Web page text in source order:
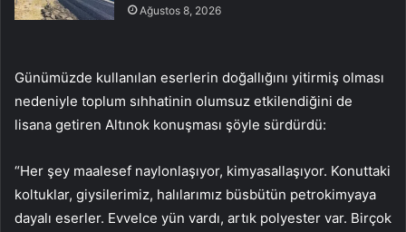
Ağustos 8, 2026
Günümüzde kullanılan eserlerin doğallığını yitirmiş olması
nedeniyle toplum sıhhatinin olumsuz etkilendiğini de
lisana getiren Altınok konuşması şöyle sürdürdü:
“Her şey maalesef naylonlaşıyor, kimyasallaşıyor. Konuttaki
koltuklar, giysilerimiz, halılarımız büsbütün petrokimyaya
dayalı eserler. Evvelce yün vardı, artık polyester var. Birçok